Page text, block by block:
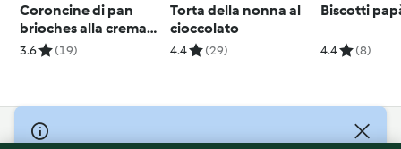
Coroncine di pan
brioches alla crema
gianduia
3.6 (19)
Torta della nonna al
cioccolato
4.4 (29)
Biscotti
4.4 (8)
© Copyright 2026